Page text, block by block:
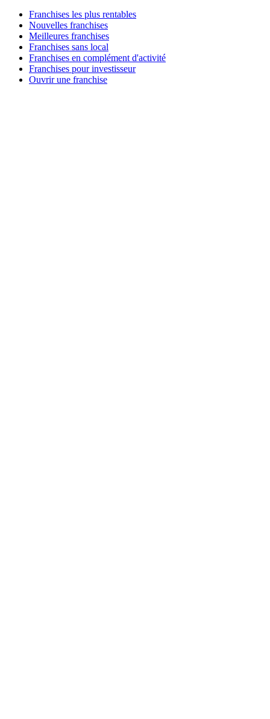
Franchises les plus rentables
Nouvelles franchises
Meilleures franchises
Franchises sans local
Franchises en complément d'activité
Franchises pour investisseur
Ouvrir une franchise